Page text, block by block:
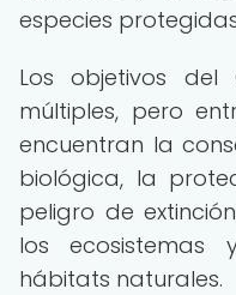
especies
Los objetivos del
múltiples, pero
encuentran la
biológica, la
peligro de
los
hábitats naturales.